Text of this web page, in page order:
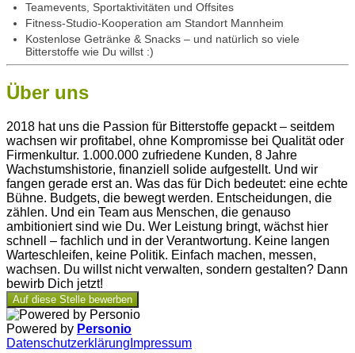
Teamevents, Sportaktivitäten und Offsites
Fitness-Studio-Kooperation am Standort Mannheim
Kostenlose Getränke & Snacks – und natürlich so viele
Bitterstoffe wie Du willst :)
Über uns
2018 hat uns die Passion für Bitterstoffe gepackt – seitdem
wachsen wir profitabel, ohne Kompromisse bei Qualität oder
Firmenkultur. 1.000.000 zufriedene Kunden, 8 Jahre
Wachstumshistorie, finanziell solide aufgestellt. Und wir
fangen gerade erst an. Was das für Dich bedeutet: eine echte
Bühne. Budgets, die bewegt werden. Entscheidungen, die
zählen. Und ein Team aus Menschen, die genauso
ambitioniert sind wie Du. Wer Leistung bringt, wächst hier
schnell – fachlich und in der Verantwortung. Keine langen
Warteschleifen, keine Politik. Einfach machen, messen,
wachsen. Du willst nicht verwalten, sondern gestalten? Dann
bewirb Dich jetzt!
Auf diese Stelle bewerben
Powered by Personio
Datenschutzerklärung Impressum